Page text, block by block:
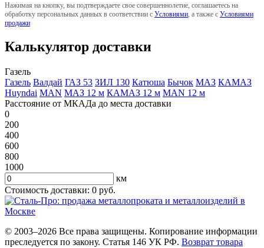
Нажимая на кнопку, вы подтверждаете свое совершеннолетие, соглашаетесь на
обработку персональных данных в соответствии с Условиями , а также с Условиями
продажи
Калькулятор доставки
Газель
Газель Валдай ГАЗ 53 ЗИЛ 130 Катюша Бычок МАЗ КАМАЗ
Huyndai MAN МАЗ 12 м КАМАЗ 12 м MAN 12 м
Расстояние от МКАДа до места доставки
0
200
400
600
800
1000
км
Стоимость доставки: 0 руб.
© 2003–2026 Все права защищены. Копирование информации
преследуется по закону. Статья 146 УК РФ. Возврат товара